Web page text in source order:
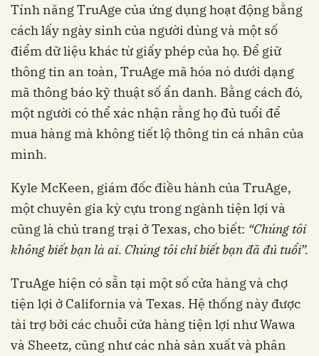
Tính năng TruAge của ứng dụng hoạt động bằng
cách lấy ngày sinh của người dùng và một số
điểm dữ liệu khác từ giấy phép của họ. Để giữ
thông tin an toàn, TruAge mã hóa nó dưới dạng
mã thông báo kỹ thuật số ẩn danh. Bằng cách đó,
một người có thể xác nhận rằng họ đủ tuổi để
mua hàng mà không tiết lộ thông tin cá nhân của
mình.
Kyle McKeen, giám đốc điều hành của TruAge,
một chuyên gia kỳ cựu trong ngành tiện lợi và
cũng là chủ trang trại ở Texas, cho biết: “Chúng tôi
không biết bạn là ai. Chúng tôi chỉ biết bạn đã đủ tuổi”.
TruAge hiện có sẵn tại một số cửa hàng và chợ
tiện lợi ở California và Texas. Hệ thống này được
tài trợ bởi các chuỗi cửa hàng tiện lợi như Wawa
và Sheetz, cũng như các nhà sản xuất và phân